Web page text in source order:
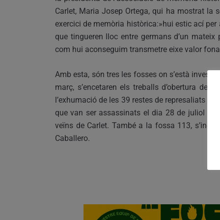
Carlet, Maria Josep Ortega, qui ha mostrat la
exercici de memòria històrica:»hui estic ací
que tingueren lloc entre germans d’un
com hui aconseguim transmetre eixe valor
Amb esta, són tres les fosses on s’està
març, s’encetaren els treballs d’obertura de
l’exhumació de les 39 restes de represaliats
que van ser assassinats el dia 28 de juliol de
veïns de Carlet. També a la fossa 113,
Caballero.